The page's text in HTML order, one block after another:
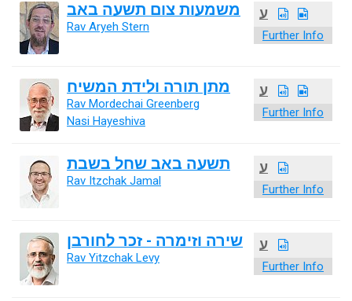
ע
Further Info
משמעות צום תשעה באב
Rav Aryeh Stern
ע
Further Info
מתן תורה ולידת המשיח
Rav Mordechai Greenberg
Nasi Hayeshiva
ע
Further Info
תשעה באב שחל בשבת
Rav Itzchak Jamal
ע
Further Info
שירה וזימרה - זכר לחורבן
Rav Yitzchak Levy